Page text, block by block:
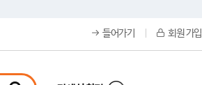
들어가기 회원 가입